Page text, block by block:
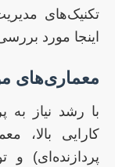
تکنیک‌های
اینجا مورد
معماری‌های
با رشد نیاز به
کارایی بالا،
پردازنده‌ای) و